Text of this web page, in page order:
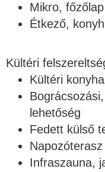
Mikro, főzőlap
Étkező,
Kültéri
Kültéri konyha
lehetőség
Fedett külső
Napozóterasz
Infraszauna,